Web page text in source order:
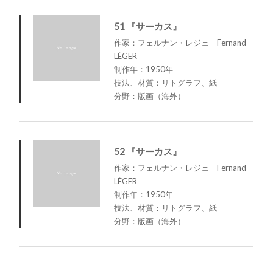
51 『サーカス』
作家：フェルナン・レジェ Fernand
LÉGER
制作年：1950年
技法、材質：リトグラフ、紙
分野：版画（海外）
52 『サーカス』
作家：フェルナン・レジェ Fernand
LÉGER
制作年：1950年
技法、材質：リトグラフ、紙
分野：版画（海外）